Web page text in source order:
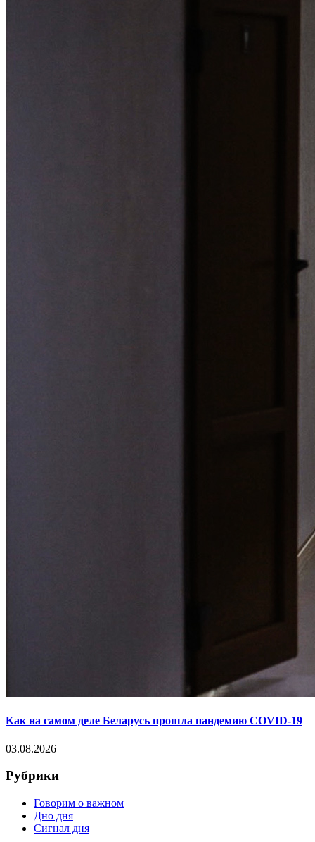
Как на самом деле Беларусь прошла пандемию COVID-19
03.08.2026
Рубрики
Говорим о важном
Дно дня
Сигнал дня